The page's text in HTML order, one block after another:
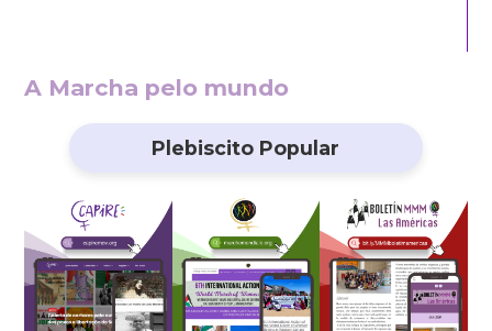
A Marcha pelo mundo
Plebiscito Popular